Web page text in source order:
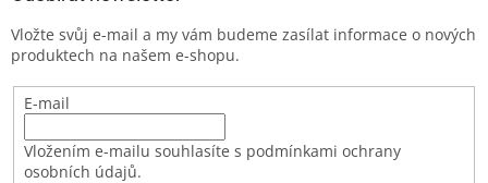
Vložte svůj e-mail a my vám budeme zasílat informace o nových
produktech na našem e-shopu.
E-mail
Vložením e-mailu souhlasíte s podmínkami ochrany
osobních údajů.